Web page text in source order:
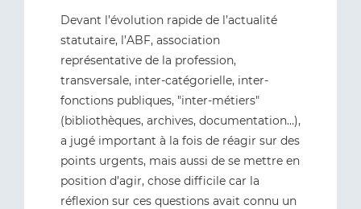
Devant l’évolution rapide de l’actualité
statutaire, l’ABF, association
représentative de la profession,
transversale, inter-catégorielle, inter-
fonctions publiques, "inter-métiers"
(bibliothèques, archives, documentation…),
a jugé important à la fois de réagir sur des
points urgents, mais aussi de se mettre en
position d’agir, chose difficile car la
réflexion sur ces questions avait connu un